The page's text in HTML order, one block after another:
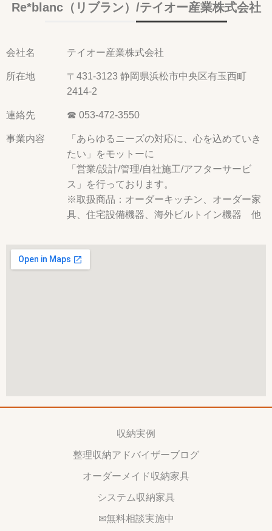
Re*blanc（リブラン）/テイオー産業株式会社
会社名 テイオー産業株式会社
所在地
〒431-3123 静岡県浜松市中央区有玉西町
2414-2
連絡先 ☎ 053-472-3550
事業内容
「あらゆるニーズの対応に、心を込めていき
たい」をモットーに
「営業/設計/管理/自社施工/アフターサービ
ス」を行っております。
※取扱商品：オーダーキッチン、オーダー家
具、住宅設備機器、海外ビルトイン機器 他
収納実例
整理収納アドバイザーブログ
オーダーメイド収納家具
システム収納家具
✉無料相談実施中